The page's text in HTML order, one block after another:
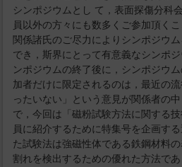
シンポジウムとし て，表面探傷分科
員以外の方々にも数多くご参加頂く
関係諸氏のご尽力によりシンポジウ
でき，斯界にとって有意義なシンポ
ンポジウムの終了後に，シンポジウ
加者だけに限定されるのは，最近の
ったいない」という意見が関係者の
で，今回は「磁粉試験方法に関する
員に紹介するために特集号を企画す
た試験法は強磁性体である鉄鋼材料
割れを検出するための優れた方法で